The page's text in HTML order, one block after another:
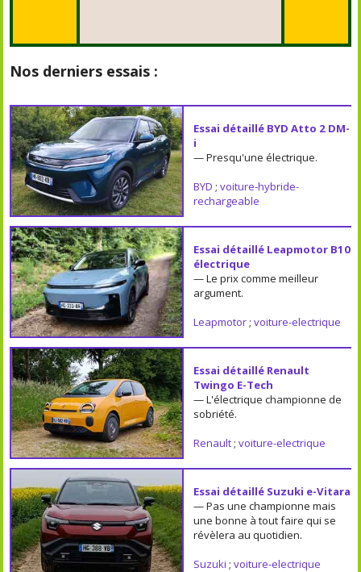
Nos derniers essais :
Essai détaillé BYD Atto 2 DM-
i
— Presqu'une électrique.
BYD ; voiture-hybride-
rechargeable
Essai détaillé Leapmotor B10
électrique
— Le prix comme meilleur
argument.
Leapmotor; voiture-electrique
Essai détaillé Renault
Twingo E-Tech
— L'électrique championne de
sobriété.
Renault; voiture-electrique
Essai détaillé Suzuki e-Vitara
— Pas une championne mais
une bonne à tout faire qui se
révèlera au quotidien.
Suzuki ; voiture-electrique